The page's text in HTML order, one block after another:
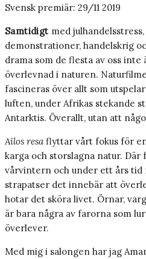
Svensk premiär: 29/11 2019
Samtidigt med
demonstrationer, handelskrig
drama som de flesta av oss
överlevnad i naturen.
fascineras över allt som
luften, under Afrikas stekande
Antarktis. Överallt, utan att
Aïlos resa flyttar vårt fokus för
karga och storslagna natur.
vårvintern och under ett års tid
strapatser det innebär att
hotar det sköra livet. Örnar,
är bara några av farorna som
överlever.
Med mig i salongen har jag